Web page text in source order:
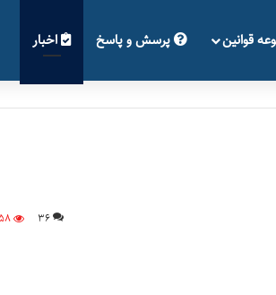
قوانین پرسش و پاسخ اخبار
36